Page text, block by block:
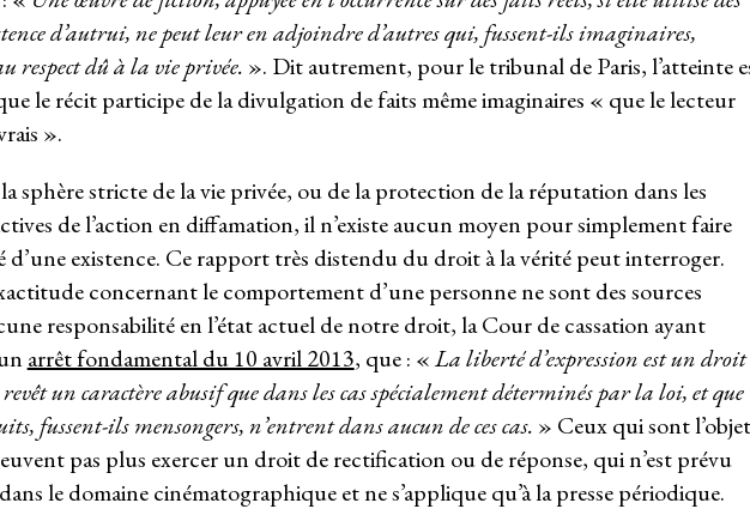
d’autrui, ne peut leur en adjoindre d’autres qui, fussent-ils imaginaires,
respect dû à la vie privée. ». Dit autrement, pour le tribunal de Paris, l’atteinte
le récit participe de la divulgation de faits même imaginaires « que le lecteur
».
sphère stricte de la vie privée, ou de la protection de la réputation dans les
de l’action en diffamation, il n’existe aucun moyen pour simplement faire
d’une existence. Ce rapport très distendu du droit à la vérité peut interroger.
concernant le comportement d’une personne ne sont des sources
responsabilité en l’état actuel de notre droit, la Cour de cassation ayant
arrêt fondamental du 10 avril 2013, que : «La liberté d’expression est un droit
revêt un caractère abusif que dans les cas spécialement déterminés par la loi, et que
fussent-ils mensongers, n’entrent dans aucun de ces cas. » Ceux qui sont l’objet
pas plus exercer un droit de rectification ou de réponse, qui n’est prévu
le domaine cinématographique et ne s’applique qu’à la presse périodique.